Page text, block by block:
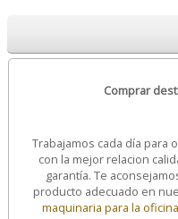
Comprar
Trabajamos cada día para
con la mejor relacion
garantía. Te
producto adecuado en
maquinaria para la oficina